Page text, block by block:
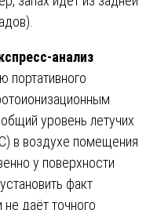
анализ
портативного
уровень летучих
в воздухе помещения
у поверхности
факт
даёт точного